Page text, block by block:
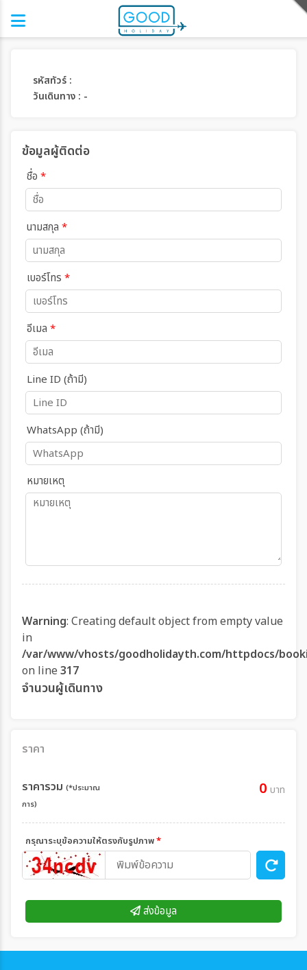
รหัสทัวร์ :
วันเดินทาง : -
ข้อมูลผู้ติดต่อ
ชื่อ *
นามสกุล *
เบอร์โทร *
อีเมล *
Line ID (ถ้ามี)
WhatsApp (ถ้ามี)
หมายเหตุ
Warning: Creating default object from empty value
in
/var/www/vhosts/goodholidayth.com/httpdocs/
on line 317
จำนวนผู้เดินทาง
ราคา
ราคารวม (*ประมาณ
การ)
0 บาท
กรุณาระบุข้อความให้ตรงกับรูปภาพ*
ส่งข้อมูล